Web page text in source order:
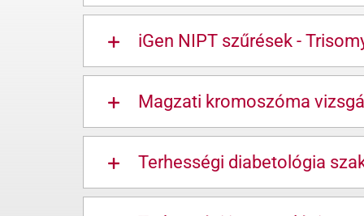
iGen NIPT szűrések -
Magzati kromoszóma
Terhességi diabetológia